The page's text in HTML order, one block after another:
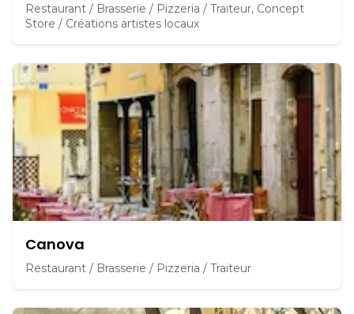
Restaurant / Brasserie / Pizzeria / Traiteur, Concept
Store / Créations artistes locaux
Canova
Restaurant / Brasserie / Pizzeria / Traiteur